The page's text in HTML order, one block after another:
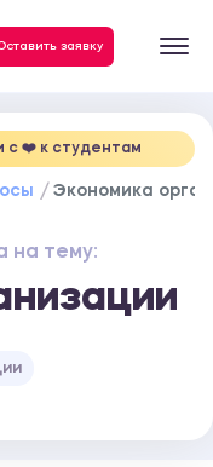
заявку
c ❤️ к студентам
Экономика
на тему: